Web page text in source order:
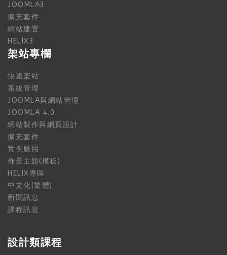
JOOMLA3
擴充套件
網站建置
HELIX3
架站專欄
快速架站
系統管理
JOOMLA與網站管理
JOOMLA 4.0
網站製作與網頁設計
擴充套件
實例應用
佈景主題(模板)
HELIX專區
中文化(繁體)
新聞訊息
課程訊息
設計類課程